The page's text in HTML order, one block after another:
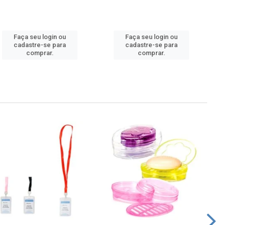
Faça seu login ou
cadastre-se para
comprar.
Faça seu login ou
cadastre-se para
comprar.